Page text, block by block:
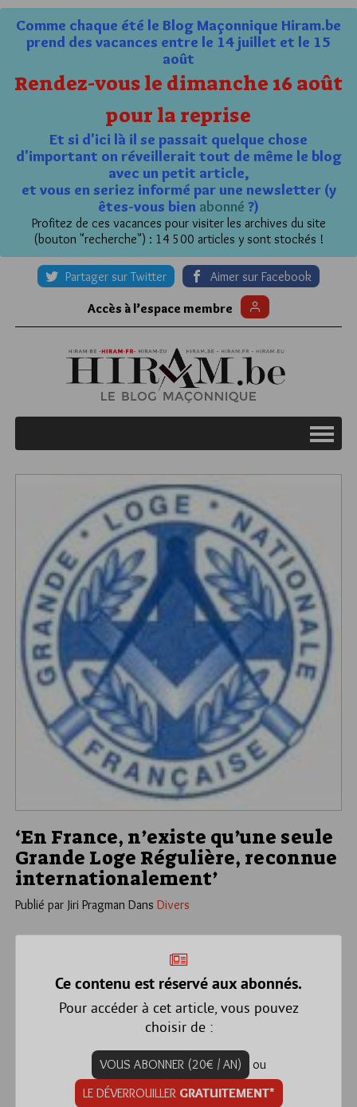
Comme chaque été le Blog Maçonnique Hiram.be
prend des vacances entre le 14 juillet et le 15
août
Rendez-vous le dimanche 16 août
pour la reprise
Et si d'ici là il se passait quelque chose
d'important on réveillerait tout de même le blog
avec un petit article,
et vous en seriez informé par une newsletter (y
êtes-vous bien abonné ?)
Profitez de ces vacances pour visiter les archives du site
(bouton "recherche") : 14 500 articles y sont stockés !
Partager sur Twitter Aimer sur Facebook
Accès à l’espace membre
‘En France, n’existe qu’une seule
Grande Loge Régulière, reconnue
internationalement’
Publié par Jiri Pragman Dans Divers
Ce contenu est réservé aux abonnés.
Pour accéder à cet article, vous pouvez
choisir de :
VOUS ABONNER (20€ / AN)
ou
LE DÉVERROUILLER GRATUITEMENT*